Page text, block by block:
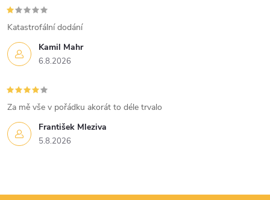
v
ý
p
i
s
u
Kamil Mahr
6.8.2026
Katastrofální dodání
František Mleziva
5.8.2026
Za mě vše v pořádku akorát to déle trvalo